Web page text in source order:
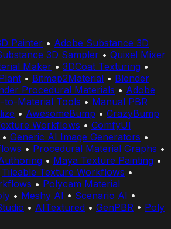
Painter • Adobe Substance 3D
3D Sampler • Quixel Mixer
Maker • 3DCoat Texturing •
• Bitmap2Material • Blender
Procedural Materials • Adobe
to-Material Tools • Manual PBR
• AwesomeBump • CrazyBump
Workflows • ComfyUI
• Generic AI Image Generators •
• Procedural Material Graphs •
• Maya Texture Painting •
Tileable Texture Workflows •
• Polycam Material
• Meshy AI • Scenario AI •
• AITextured • GenPBR • Poly